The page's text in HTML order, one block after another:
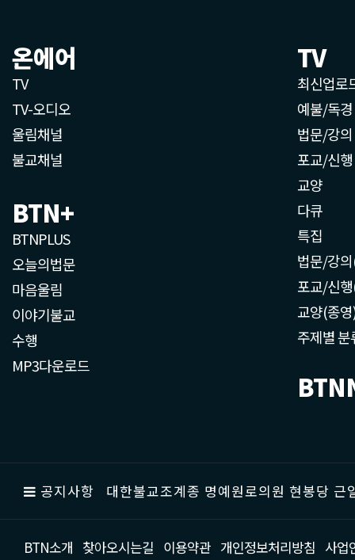
온에어
TV
TV-오디오
울림채널
불교채널
BTN+
BTNPLUS
오늘의법문
마음울림
이야기불교
수행
MP3다운로드
TV
최신업로
예불/독경
법문/강의
포교/신행
교양
다큐
특집
법문/강
포교/신
교양(종
주제별 분
공지사항 대한불교조계종 명예원로의원 현봉당
BTN소개 찾아오시는길 이용약관 개인정보처리방침 사업